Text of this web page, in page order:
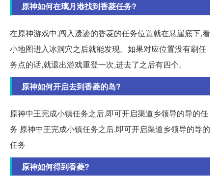
原神如何在璃月港找到香菱任务?
在原神游戏中,闯入遗迹的香菱的任务位置就在悬崖底下,看
小地图进入冰洞穴之后就能发现。如果对应位置没有刷任
务点的话,就退出游戏重登一次,进去了之后有四个。
原神如何开启去到香菱的岛?
原神中王完成小镇任务之后,即可开启渠道乡领导的导的任
务 原神中王完成小镇任务之后,即可开启渠道乡领导的导的
任务
原神如何得到香菱?